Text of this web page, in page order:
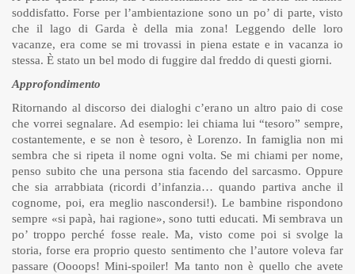
soddisfatto. Forse per l’ambientazione sono un po’ di parte, visto
che il lago di Garda è della mia zona! Leggendo delle loro
vacanze, era come se mi trovassi in piena estate e in vacanza io
stessa. È stato un bel modo di fuggire dal freddo di questi giorni.
Approfondimento
Ritornando al discorso dei dialoghi c’erano un altro paio di cose
che vorrei segnalare. Ad esempio: lei chiama lui “tesoro” sempre,
costantemente, e se non è tesoro, è Lorenzo. In famiglia non mi
sembra che si ripeta il nome ogni volta. Se mi chiami per nome,
penso subito che una persona stia facendo del sarcasmo. Oppure
che sia arrabbiata (ricordi d’infanzia… quando partiva anche il
cognome, poi, era meglio nascondersi!). Le bambine rispondono
sempre «si papà, hai ragione», sono tutti educati. Mi sembrava un
po’ troppo perché fosse reale. Ma, visto come poi si svolge la
storia, forse era proprio questo sentimento che l’autore voleva far
passare (Oooops! Mini-spoiler! Ma tanto non è quello che avete